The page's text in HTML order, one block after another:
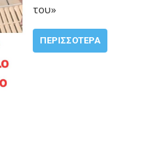
του»
ΠΕΡΙΣΣΌΤΕΡΑ